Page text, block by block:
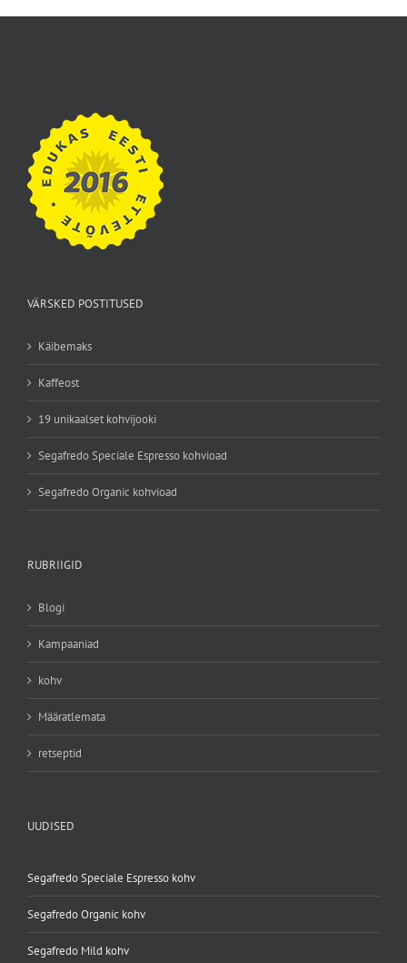
VÄRSKED POSTITUSED
Käibemaks
Kaffeost
19 unikaalset kohvijooki
Segafredo Speciale Espresso kohvioad
Segafredo Organic kohvioad
RUBRIIGID
Blogi
Kampaaniad
kohv
Määratlemata
retseptid
UUDISED
Segafredo Speciale Espresso kohv
Segafredo Organic kohv
Segafredo Mild kohv